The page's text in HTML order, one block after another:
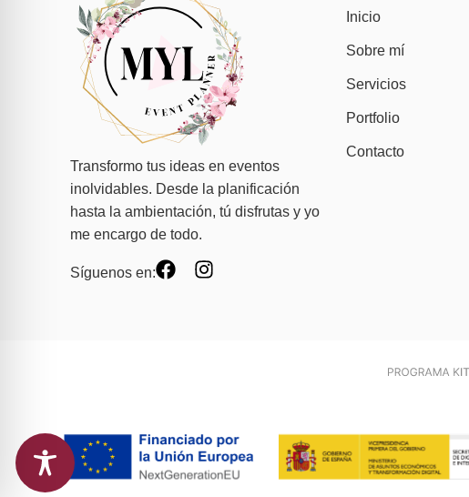
Transformo tus ideas en eventos
inolvidables. Desde la planificación
hasta la ambientación, tú disfrutas y yo
me encargo de todo.
Síguenos en:
Inicio
Sobre mí
Servicios
Portfolio
Contacto